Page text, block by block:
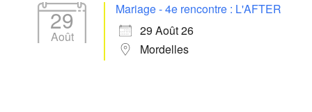
29
Août
Mariage - 4e rencontre : L'AFTER
29 Août 26
Mordelles